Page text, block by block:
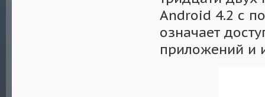
Android 4.2 с
означает
приложений и